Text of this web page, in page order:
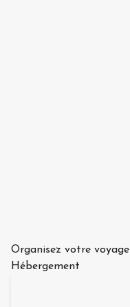
Organisez votre voyage
Hébergement